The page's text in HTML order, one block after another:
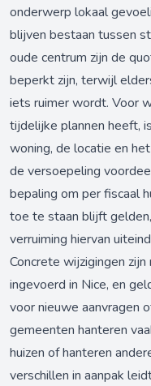
onderwerp lokaal
blijven bestaan tussen
oude centrum zijn de
beperkt zijn, terwijl
iets ruimer wordt. Voor
tijdelijke plannen heeft,
woning, de locatie en
de versoepeling
bepaling om per fiscaal
toe te staan blijft
verruiming hiervan
Concrete wijzigingen
ingevoerd in Nice, en
voor nieuwe aanvragen
gemeenten hanteren
huizen of hanteren
verschillen in aanpak